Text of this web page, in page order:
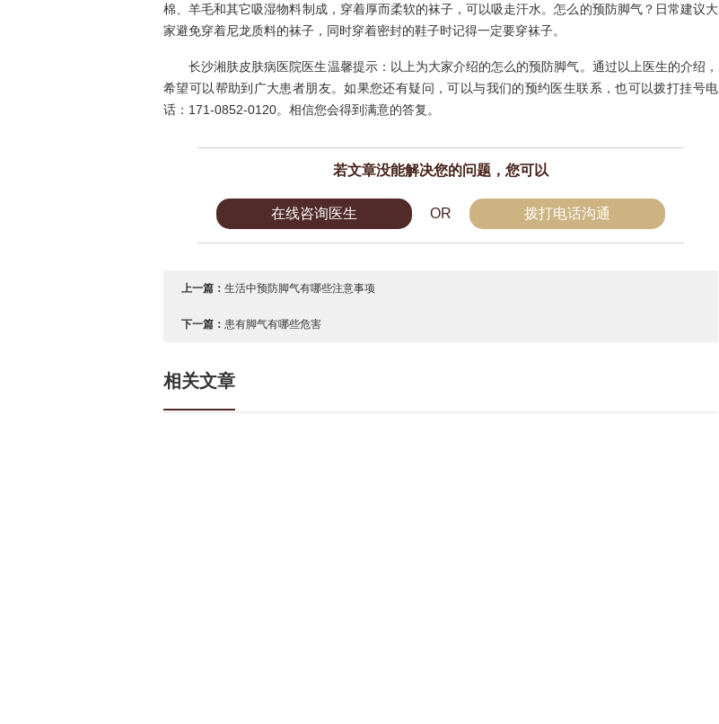
棉、羊毛和其它吸湿物料制成，穿着厚而柔软的袜子，可以吸走汗水。怎么的预防脚气？日常建议大
家避免穿着尼龙质料的袜子，同时穿着密封的鞋子时记得一定要穿袜子。
长沙湘肤皮肤病医院医生温馨提示：以上为大家介绍的怎么的预防脚气。通过以上医生的介绍，
希望可以帮助到广大患者朋友。如果您还有疑问，可以与我们的预约医生联系，也可以拨打挂号电
话：171-0852-0120。相信您会得到满意的答复。
若文章没能解决您的问题，您可以
在线咨询医生 OR 拨打电话沟通
上一篇： 生活中预防脚气有哪些注意事项
下一篇： 患有脚气有哪些危害
相关文章